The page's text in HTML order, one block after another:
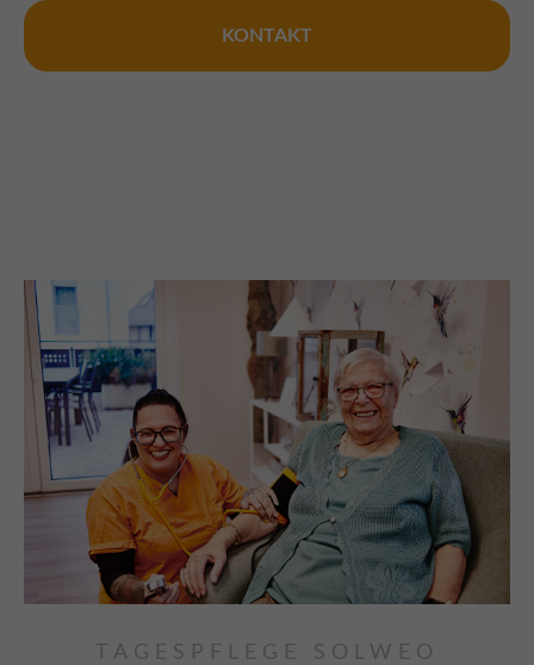
KONTAKT
TAGESPFLEGE SOLWEO